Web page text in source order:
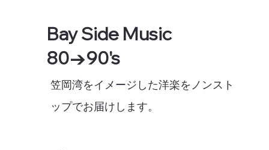
Bay Side Music
80→90's
笠岡湾をイメージした洋楽をノンスト
ップでお届けします。